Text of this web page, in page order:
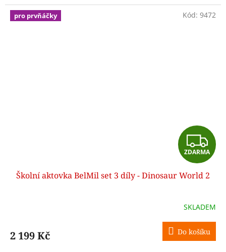
pro prvňáčky
Z
D
A
R
M
A
ZDARMA
Školní aktovka BelMil set 3 díly - Dinosaur World 2
SKLADEM
2 199 Kč Do košíku
Kód: 9472